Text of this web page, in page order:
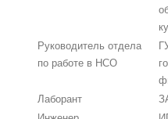
Руководитель отдела
по работе в НСО
Лаборант